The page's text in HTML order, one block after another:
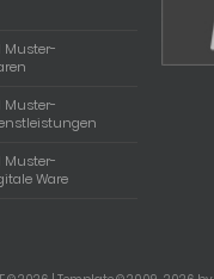
Muster-
Muster-
Muster-
Ware